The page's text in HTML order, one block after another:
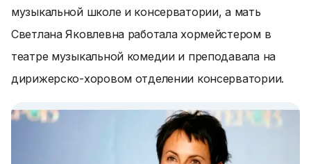
музыкальной школе и консерватории, а мать
Светлана Яковлевна работала хормейстером в
театре музыкальной комедии и преподавала на
дирижерско-хоровом отделении консерватории.